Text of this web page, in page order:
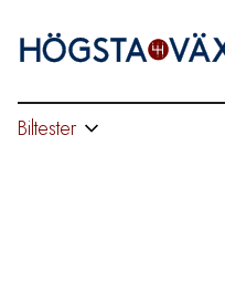
Biltester